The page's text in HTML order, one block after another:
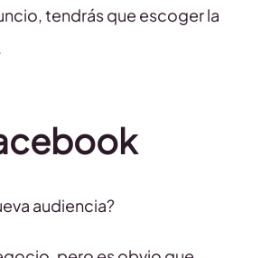
tendrás que escoger la
audiencia?